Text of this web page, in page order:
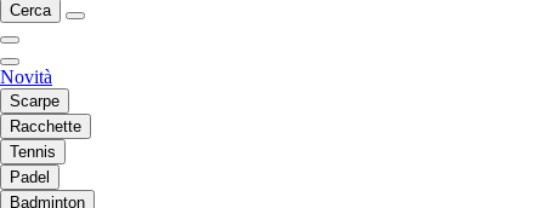
Cerca
Novità
Scarpe
Racchette
Tennis
Padel
Badminton